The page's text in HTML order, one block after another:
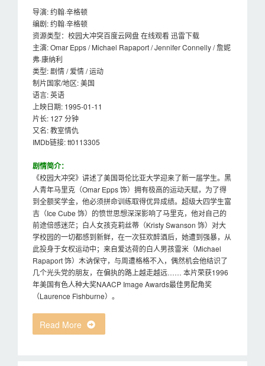
导演: 约翰·辛格顿
编剧: 约翰·辛格顿
资源类型：校园大冲突百度云网盘 在线观看 迅雷下载
主演: Omar Epps / Michael Rapaport / Jennifer Connelly / 詹妮
弗·康纳利
类型: 剧情 / 爱情 / 运动
制片国家/地区: 美国
语言: 英语
上映日期: 1995-01-11
片长: 127 分钟
又名: 教室情仇
IMDb链接: tt0113305
剧情简介：
《校园大冲突》讲述了美国哥伦比亚大学迎来了新一届学生。黑
人青年马里克（Omar Epps 饰）拥有极高的运动天赋，为了得
到全额奖学金，他必须拼命训练取得优异成绩。超级大四学生富
吉（Ice Cube 饰）的愤世思想深深影响了马里克，他对自己的
前途倍感迷茫；白人女孩克莉丝蒂（Kristy Swanson 饰）对大
学校园的一切都感到新鲜，在一次狂欢醉酒后，她遭到强暴，从
此投身于女权运动中；来自爱达荷的白人男孩雷米（Michael
Rapaport 饰）木讷保守，与周遭格格不入，偶然机会他结识了
几个光头党的朋友，在偏执的路上越走越远…… 本片荣获1996
年美国有色人种大奖NAACP Image Awards最佳男配角奖
（Laurence Fishburne）。
Read More